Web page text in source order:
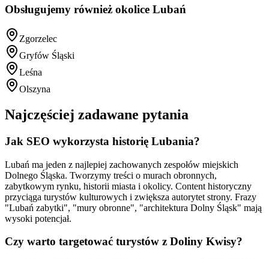
Obsługujemy również okolice Lubań
Zgorzelec
Gryfów Śląski
Leśna
Olszyna
Najczęściej zadawane pytania
Jak SEO wykorzysta historię Lubania?
Lubań ma jeden z najlepiej zachowanych zespołów miejskich
Dolnego Śląska. Tworzymy treści o murach obronnych,
zabytkowym rynku, historii miasta i okolicy. Content historyczny
przyciąga turystów kulturowych i zwiększa autorytet strony. Frazy
"Lubań zabytki", "mury obronne", "architektura Dolny Śląsk" mają
wysoki potencjał.
Czy warto targetować turystów z Doliny Kwisy?